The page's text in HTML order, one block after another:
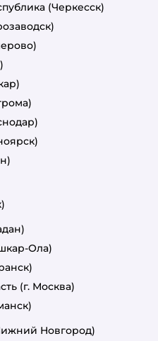
(Черкесск)
Ола)
(г. Москва)
Новгород)